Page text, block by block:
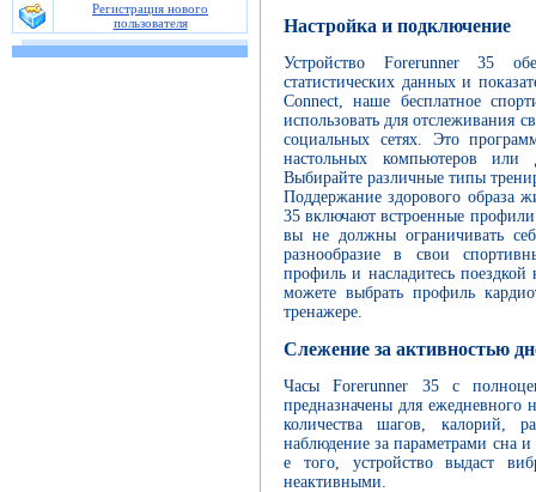
Регистрация нового
пользователя
Настройка и подключение
Устройство Forerunner 35
статистических данных и
Connect, наше бесплатное
использовать для отслеживания
социальных сетях. Это
настольных компьютеров
Выбирайте различные типы
Поддержание здорового образа
35 включают встроенные
вы не должны ограничивать
разнообразие в свои
профиль и насладитесь
можете выбрать профиль
тренажере.
Слежение за активностью
Часы Forerunner 35 с
предназначены для
количества шагов, калорий,
наблюдение за параметрами сна
е того, устройство выдаст
неактивными.